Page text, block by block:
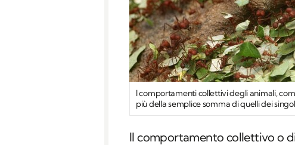
I comportamenti collettivi degli animali,
più della semplice somma di quelli dei
Il comportamento collettivo o